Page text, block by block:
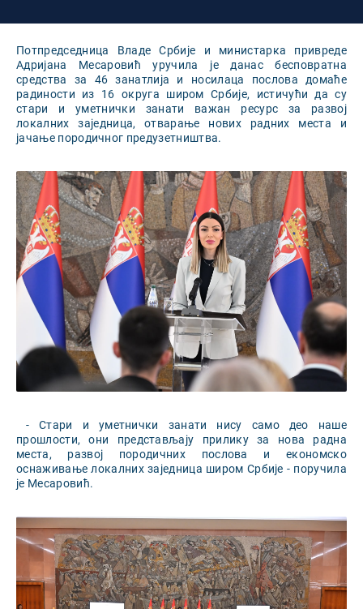
Потпредседница Владе Србије и министарка привреде
Адријана Месаровић уручила је данас бесповратна
средства за 46 занатлија и носилаца послова домаће
радиности из 16 округа широм Србије, истичући да су
стари и уметнички занати важан ресурс за развој
локалних заједница, отварање нових радних места и
јачање породичног предузетништва.
- Стари и уметнички занати нису само део наше
прошлости, они представљају прилику за нова радна
места, развој породичних послова и економско
оснаживање локалних заједница широм Србије - поручила
је Месаровић.